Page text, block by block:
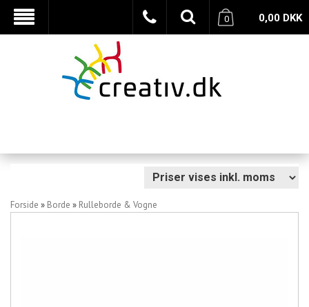
0,00 DKK
0
Forside » Borde » Rulleborde & Vogne